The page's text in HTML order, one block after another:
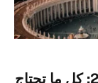
دليل تصريح الإقامة في إيطاليا 2027: كل ما تحتاج